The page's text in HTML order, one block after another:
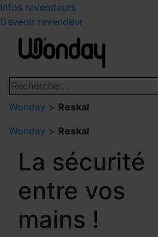
Infos revendeurs
Devenir revendeur
Wonday > Reskal
Wonday > Reskal
La sécurité
entre vos
mains !